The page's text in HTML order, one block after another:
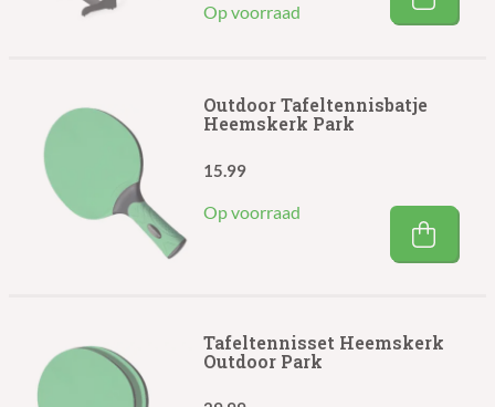
Op voorraad
Outdoor Tafeltennisbatje
Heemskerk Park
Op voorraad
15.99
Tafeltennisset Heemskerk
Outdoor Park